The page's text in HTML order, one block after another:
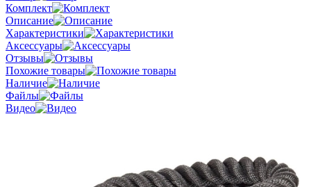
Комплект
Описание
Характеристики
Аксессуары
Отзывы
Похожие товары
Наличие
Файлы
Видео